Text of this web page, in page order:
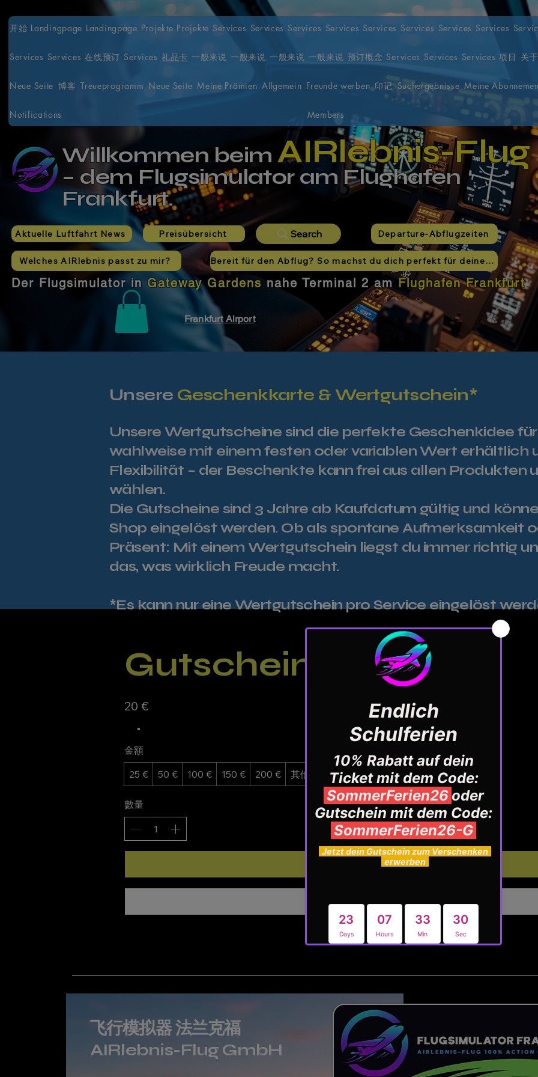
开始 Landingpage Landingpage Projekte Projekte Services Services Services Services Services Services Services Services
Services Services 在线预订 Services 礼品卡 一般来说 一般来说 一般来说 一般来说 预订概念 Services Services Services 项目 关
Neue Seite 博客 Treueprogramm Neue Seite Meine Prämien Allgemein Freunde werben 印记 Suchergebnisse Meine
Notifications Members
Willkommen beim AIRlebnis-Flug
– dem Flugsimulator am Flughafen
Frankfurt.
Aktuelle Luftfahrt News Preisübersicht Search Departure-Abflugzeiten
Welches AIRlebnis passt zu mir? Bereit für den Abflug? So machst du dich perfekt für deinen Simulatorflug bereit
Der Flugsimulator in Gateway Gardens nahe Terminal 2 am Flughafen Frankfurt
Frankfurt Airport
Unsere Geschenkkarte & Wertgutschein*
Unsere Wertgutscheine sind die perfekte Geschenkidee für
wahlweise mit einem festen oder variablen Wert erhältlich
Flexibilität – der Beschenkte kann frei aus allen Produkten
wählen.
Die Gutscheine sind 3 Jahre ab Kaufdatum gültig und
Shop eingelöst werden. Ob als spontane Aufmerksamkeit
Präsent: Mit einem Wertgutschein liegst du immer richtig
das, was wirklich Freude macht.
*Es kann nur eine Wertgutschein pro Service eingelöst
Gutschein
20 €
金額
25 €
50 € 100 € 150 € 200 € 其他金額
數量
新增至購物車
立即購買
飞行模拟器 法兰克福
AIRlebnis-Flug GmbH